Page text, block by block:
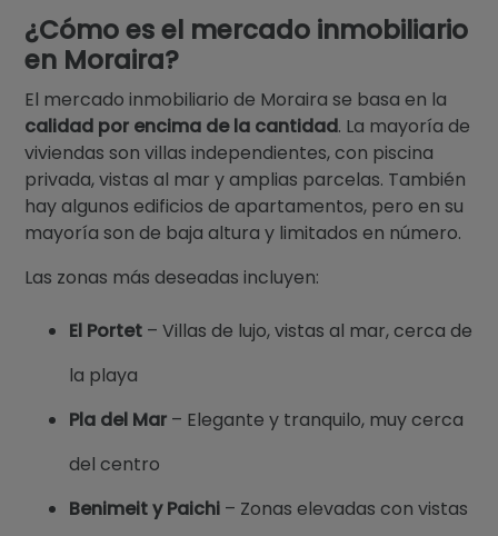
¿Cómo es el mercado inmobiliario
en Moraira?
El mercado inmobiliario de Moraira se basa en la
calidad por encima de la cantidad. La mayoría de
viviendas son villas independientes, con piscina
privada, vistas al mar y amplias parcelas. También
hay algunos edificios de apartamentos, pero en su
mayoría son de baja altura y limitados en número.
Las zonas más deseadas incluyen:
El Portet – Villas de lujo, vistas al mar, cerca de
la playa
Pla del Mar – Elegante y tranquilo, muy cerca
del centro
Benimeit y Paichi – Zonas elevadas con vistas